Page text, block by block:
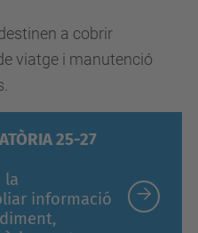
a cobrir
viatge i manutenció
25-27
la
informació